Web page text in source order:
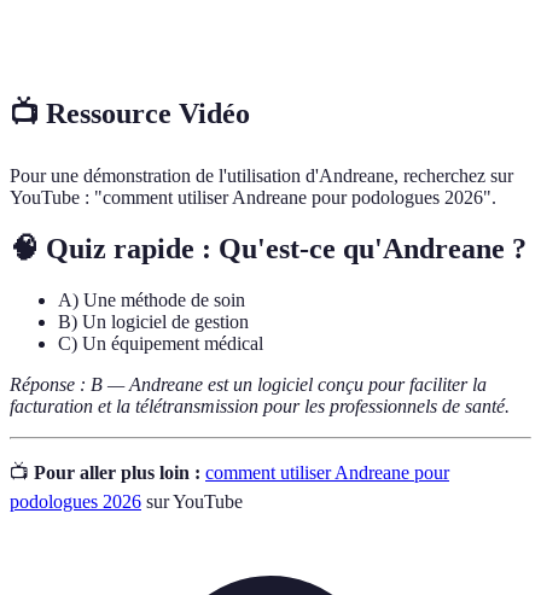
📺 Ressource Vidéo
Pour une démonstration de l'utilisation d'Andreane, recherchez sur
YouTube : "comment utiliser Andreane pour podologues 2026".
🧠 Quiz rapide : Qu'est-ce qu'Andreane ?
A) Une méthode de soin
B) Un logiciel de gestion
C) Un équipement médical
Réponse : B — Andreane est un logiciel conçu pour faciliter la
facturation et la télétransmission pour les professionnels de santé.
📺 Pour aller plus loin : comment utiliser Andreane pour
podologues 2026 sur YouTube